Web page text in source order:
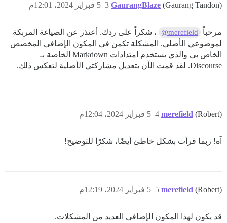
GaurangBlaze (Gaurang Tandon) 5 فبراير 2024، 12:01م 3
مرحباً @merefield
، شكراً على ردك. أعتذر عن الصياغة المربكة
لموضوعي الأصلي. المشكلة تكمن في المكون الإضافي المخصص
الخاص بي والذي يستخدم امتدادات Markdown الخاصة بـ
Discourse. لقد قمت الآن بتعديل مشاركتي الأصلية لتعكس ذلك.
merefield (Robert) 5 فبراير 2024، 12:04م 4
آه! ربما قرأت بشكل خاطئ أيضًا، شكرًا للتوضيح!
merefield (Robert) 5 فبراير 2024، 12:19م 5
قد يكون لهذا المكون الإضافي العديد من المشكلات.